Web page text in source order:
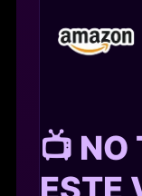
📺 NO